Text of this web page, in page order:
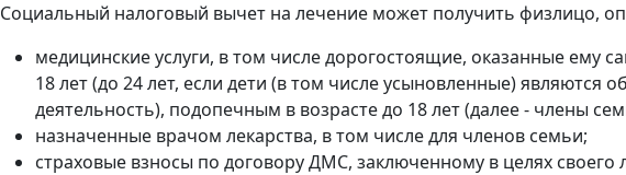
Социальный налоговый вычет на лечение может получить физлицо,
медицинские услуги, в том числе дорогостоящие, оказанные ему
18 лет (до 24 лет, если дети (в том числе усыновленные)
деятельность), подопечным в возрасте до 18 лет (далее - члены
назначенные врачом лекарства, в том числе для членов семьи;
страховые взносы по договору ДМС, заключенному в целях